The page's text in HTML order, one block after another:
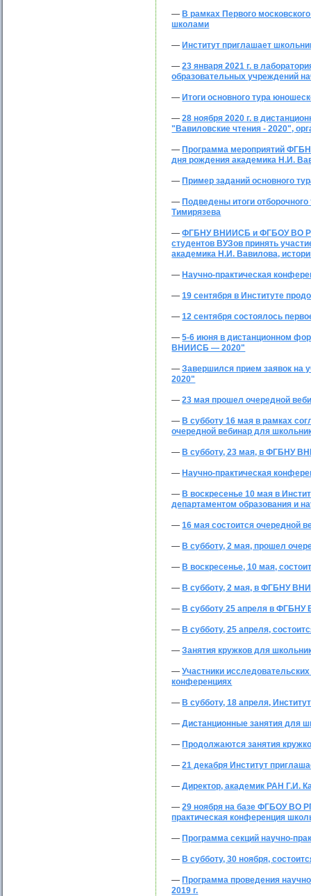
— В рамках Первого
школами
— Институт приглашает
—23 января 2021 г. в
образовательных учреждений
— Итоги основного тура
—28 ноября 2020 г. в
"Вавиловские чтения - 2020",
— Программа мероприятий
дня рождения академика Н.И.
— Пример заданий основного
— Подведены итоги
Тимирязева
—ФГБНУ ВНИИСБ и ФГБОУ ВО
студентов ВУЗов принять
академика Н.И. Вавилова,
— Научно-практическая
—19 сентября в Институте
—12 сентября состоялось
—5-6 июня в дистанционном
ВНИИСБ — 2020"
—Завершился прием заявок
2020"
—23 мая прошел очередной
— В субботу 16 мая в рамках
очередной вебинар для
— В субботу, 23 мая, в ФГБНУ
— Научно-практическая
— В воскресенье 10 мая в
департаментом образования и
—16 мая состоится очередной
— В субботу, 2 мая, прошел
— В воскресенье, 10 мая,
— В субботу, 2 мая, в ФГБНУ
— В субботу 25 апреля в
— В субботу, 25 апреля,
—Занятия кружков для
—Участники
конференциях
— В субботу, 18 апреля,
—Дистанционные занятия для
— Продолжаются занятия
—21 декабря Институт
—Директор, академик РАН Г.И.
—29 ноября на базе ФГБОУ ВО
практическая конференция
— Программа секций научно-
— В субботу, 30 ноября,
— Программа проведения
2019 г.